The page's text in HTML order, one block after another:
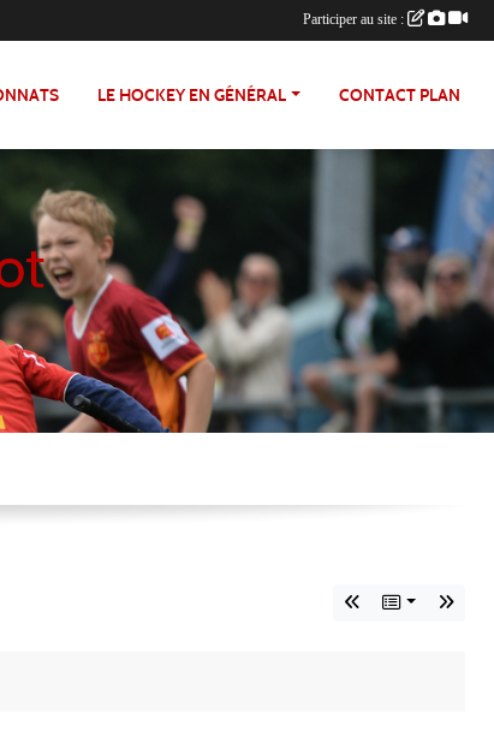
LE HOCKEY EN GÉNÉRAL CONTACT PLAN
Participer au site :